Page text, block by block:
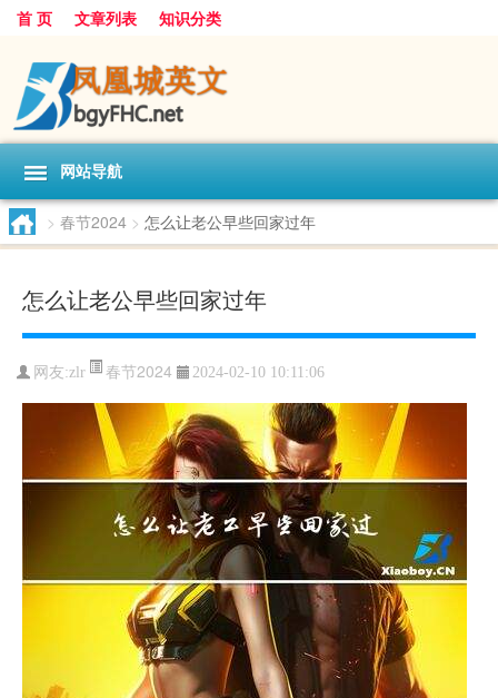
首 页 文章列表 知识分类
网站导航
> 春节2024 > 怎么让老公早些回家过年
怎么让老公早些回家过年
网友:zlr 春节2024 2024-02-10 10:11:06